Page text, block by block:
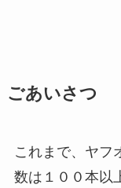
ごあいさつ
これまで、ヤフ
数は１００本以